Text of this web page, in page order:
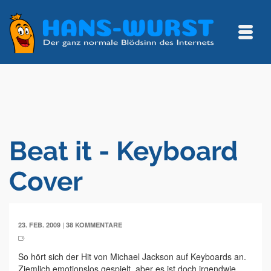
Beat it - Keyboard
Cover
23. FEB. 2009 | 38 KOMMENTARE
So hört sich der Hit von Michael Jackson auf Keyboards an.
Ziemlich emotionslos gespielt, aber es ist doch irgendwie